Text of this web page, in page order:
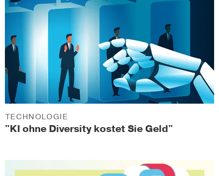
"KI ohne Diversity kostet Sie Geld"
TECHNOLOGIE